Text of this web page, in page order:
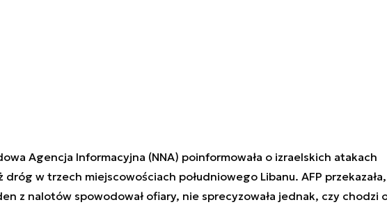
Agencja Informacyjna (NNA) poinformowała o izraelskich atakach
dróg w trzech miejscowościach południowego Libanu. AFP
z nalotów spowodował ofiary, nie sprecyzowała jednak, czy chodzi